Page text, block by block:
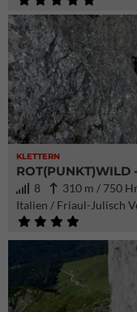
KLETTERN
ROT(PUNKT)WILD
8
310 m / 750
Italien / Friaul-Julisch